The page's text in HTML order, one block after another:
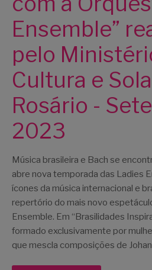
Ensemble”
pelo
Cultura e
Rosário -
2023
Música brasileira e Bach se
abre nova temporada das Ladies
ícones da música internacional e
repertório do mais novo
Ensemble. Em “Brasilidades
formado exclusivamente por
que mescla composições de